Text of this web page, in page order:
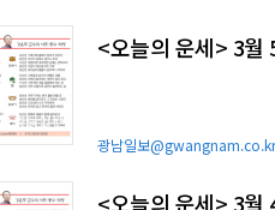
<오늘의 운세> 3월
광남일보
<오늘의 운세> 3월